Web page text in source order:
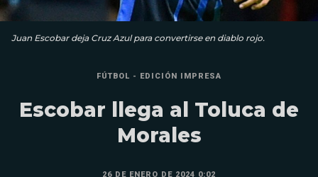
Juan Escobar deja Cruz Azul para convertirse en diablo rojo.
FÚTBOL - EDICIÓN IMPRESA
Escobar llega al Toluca de
Morales
26 DE ENERO DE 2024 0:02